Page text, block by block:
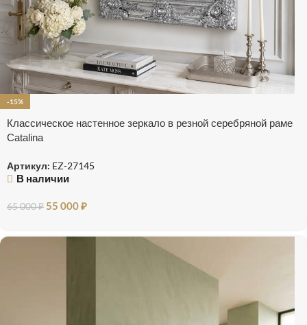
-15%
Классическое настенное зеркало в резной серебряной раме
Catalina
Артикул: EZ-27145
В наличии
65 000₽55 000₽